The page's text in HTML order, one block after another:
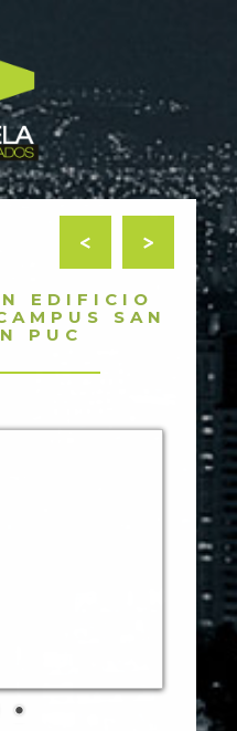
>
<
EDIFICIO
SAN
PUC